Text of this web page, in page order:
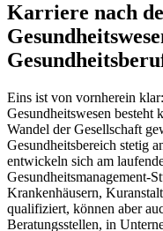
Karriere nach
Eins ist von vornherein
Gesundheitswesen besteht
Wandel der Gesellschaft
Gesundheitsbereich stetig
entwickeln sich am
Gesundheitsmanagement-
Krankenhäusern,
qualifiziert, können aber
Beratungsstellen, in